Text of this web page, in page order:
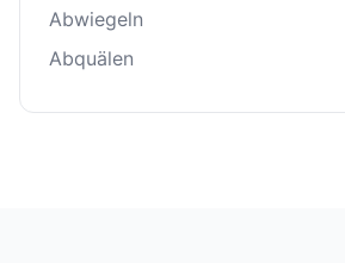
Abwiegeln
Abquälen